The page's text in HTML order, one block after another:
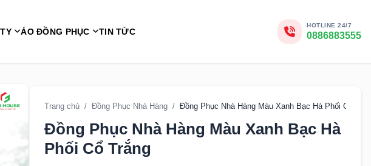
ÁO ĐỒNG PHỤC TIN TỨC
HOTLINE 24/7
0886883555
Trang chủ / Đồng Phục Nhà Hàng / Đồng Phục Nhà Hàng Màu Xanh Bạc Hà Phối Cổ
Đồng Phục Nhà Hàng Màu Xanh Bạc Hà
Phối Cổ Trắng